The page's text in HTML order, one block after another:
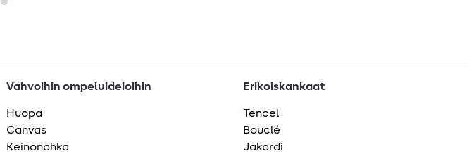
Vahvoihin ompeluideioihin
Huopa
Canvas
Keinonahka
Erikoiskankaat
Tencel
Bouclé
Jakardi